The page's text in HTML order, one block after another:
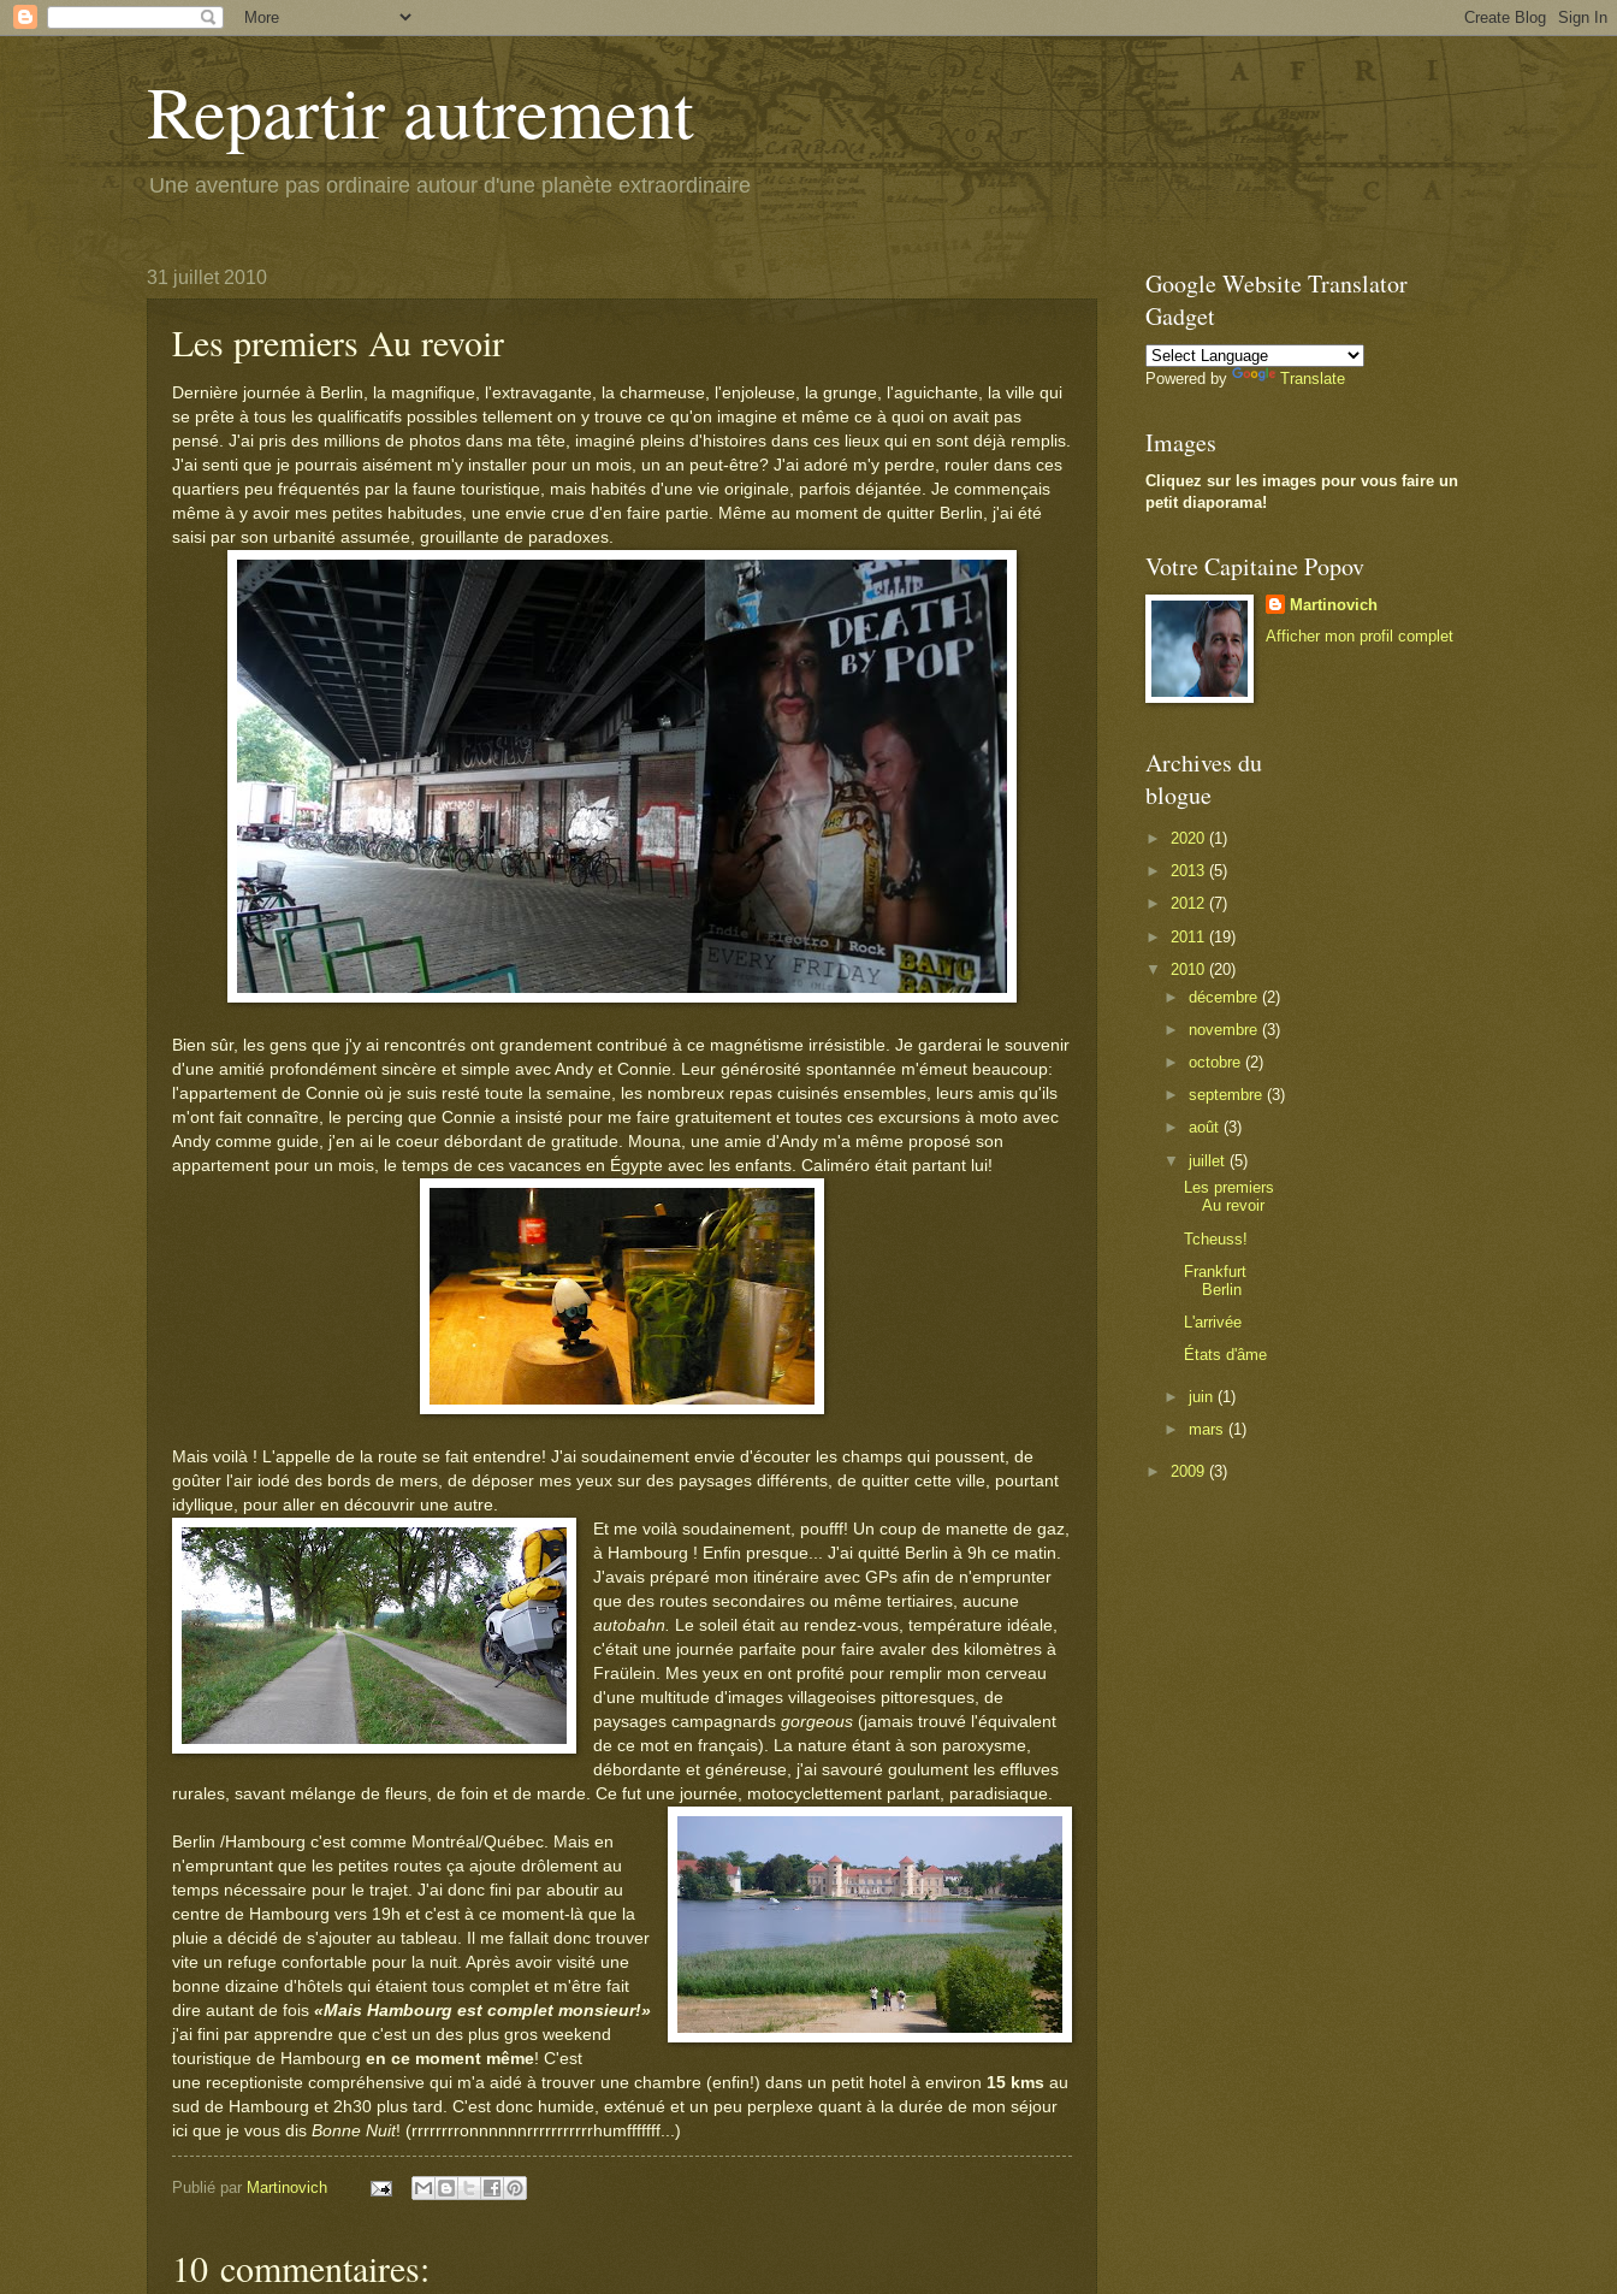
Repartir autrement
Une aventure pas ordinaire autour d'une planète extraordinaire
31 juillet 2010
Les premiers Au revoir
Dernière journée à Berlin, la magnifique, l'extravagante, la charmeuse, l'enjoleuse, la grunge, l'aguichante, la ville qui
se prête à tous les qualificatifs possibles tellement on y trouve ce qu'on imagine et même ce à quoi on avait pas
pensé. J'ai pris des millions de photos dans ma tête, imaginé pleins d'histoires dans ces lieux qui en sont déjà remplis.
J'ai senti que je pourrais aisément m'y installer pour un mois, un an peut-être? J'ai adoré m'y perdre, rouler dans ces
quartiers peu fréquentés par la faune touristique, mais habités d'une vie originale, parfois déjantée. Je commençais
même à y avoir mes petites habitudes, une envie crue d'en faire partie. Même au moment de quitter Berlin, j'ai été
saisi par son urbanité assumée, grouillante de paradoxes.
Bien sûr, les gens que j'y ai rencontrés ont grandement contribué à ce magnétisme irrésistible. Je garderai le souvenir
d'une amitié profondément sincère et simple avec Andy et Connie. Leur générosité spontannée m'émeut beaucoup:
l'appartement de Connie où je suis resté toute la semaine, les nombreux repas cuisinés ensembles, leurs amis qu'ils
m'ont fait connaître, le percing que Connie a insisté pour me faire gratuitement et toutes ces excursions à moto avec
Andy comme guide, j'en ai le coeur débordant de gratitude. Mouna, une amie d'Andy m'a même proposé son
appartement pour un mois, le temps de ces vacances en Égypte avec les enfants. Caliméro était partant lui!
Mais voilà ! L'appelle de la route se fait entendre! J'ai soudainement envie d'écouter les champs qui poussent, de
goûter l'air iodé des bords de mers, de déposer mes yeux sur des paysages différents, de quitter cette ville, pourtant
idyllique, pour aller en découvrir une autre.
Et me voilà soudainement, poufff! Un coup de manette de gaz,
à Hambourg ! Enfin presque... J'ai quitté Berlin à 9h ce matin.
J'avais préparé mon itinéraire avec GPs afin de n'emprunter
que des routes secondaires ou même tertiaires, aucune
autobahn.
Le soleil était au rendez-vous, température idéale,
c'était une journée parfaite pour faire avaler des kilomètres à
Fraülein. Mes yeux en ont profité pour remplir mon cerveau
d'une multitude d'images villageoises pittoresques, de
paysages campagnards gorgeous(jamais trouvé l'équivalent
de ce mot en français). La nature étant à son paroxysme,
débordante et généreuse, j'ai savouré goulument les effluves
rurales, savant mélange de fleurs, de foin et de marde. Ce fut une journée, motocyclettement parlant, paradisiaque.
Berlin /Hambourg c'est comme Montréal/Québec. Mais en
n'empruntant que les petites routes ça ajoute drôlement au
temps nécessaire pour le trajet. J'ai donc fini par aboutir au
centre de Hambourg vers 19h et c'est à ce moment-là que la
pluie a décidé de s'ajouter au tableau. Il me fallait donc trouver
vite un refuge confortable pour la nuit. Après avoir visité une
bonne dizaine d'hôtels qui étaient tous complet et m'être fait
dire autant de fois «Mais Hambourg est complet monsieur!»
j'ai fini par apprendre que c'est un des plus gros weekend
touristique de Hambourg en ce moment même! C'est
une receptioniste compréhensive qui m'a aidé à trouver une chambre (enfin!) dans un petit hotel à environ 15 kms au
sud de Hambourg et 2h30 plus tard. C'est donc humide, exténué et un peu perplexe quant à la durée de mon séjour
ici que je vous dis Bonne Nuit! (rrrrrrrronnnnnnrrrrrrrrrrrhumfffffff...)
Publié par Martinovich
10 commentaires:
Google Website Translator
Gadget
Powered by Translate
Images
Cliquez sur les images pour vous faire un
petit diaporama!
Votre Capitaine Popov
Martinovich
Afficher mon profil complet
Archives du
blogue
► 2020 (1)
► 2013 (5)
► 2012 (7)
► 2011 (19)
▼ 2010 (20)
►décembre(2)
► novembre(3)
►octobre(2)
►septembre(3)
►août(3)
▼juillet(5)
Les premiers
Au revoir
Tcheuss!
Frankfurt
Berlin
L'arrivée
États d'âme
► juin(1)
► mars(1)
► 2009 (3)